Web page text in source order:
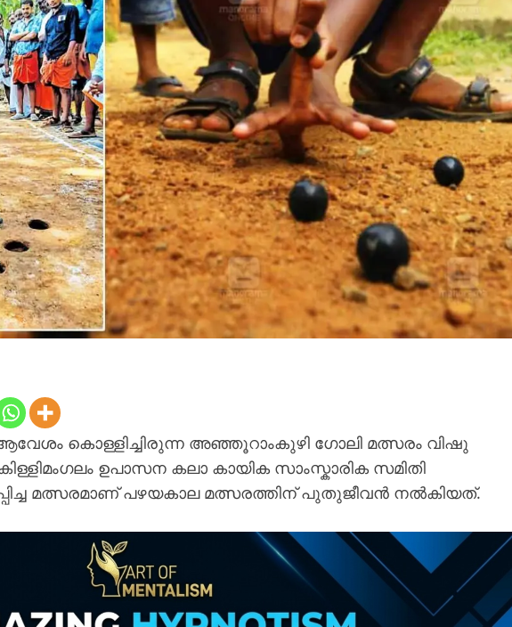
ആവേശം കൊള്ളിച്ചിരുന്ന അഞ്ഞൂറാംകുഴി ഗോലി മത്സരം വിഷു
ഉപാസന കലാ കായിക സാംസ്കാരിക സമിതി
മത്സരമാണ് പഴയകാല മത്സരത്തിന് പുതുജീവൻ നൽകിയത്.